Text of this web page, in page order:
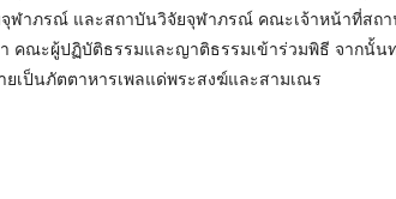
ฬาภรณ์ และสถาบันวิจัยจุฬาภรณ์ คณะเจ้าหน้าที่สถ
คณะผู้ปฏิบัติธรรมและญาติธรรมเข้าร่วมพิธี จากนั้น
ยเป็นภัตตาหารเพลแด่พระสงฆ์และสามเณร